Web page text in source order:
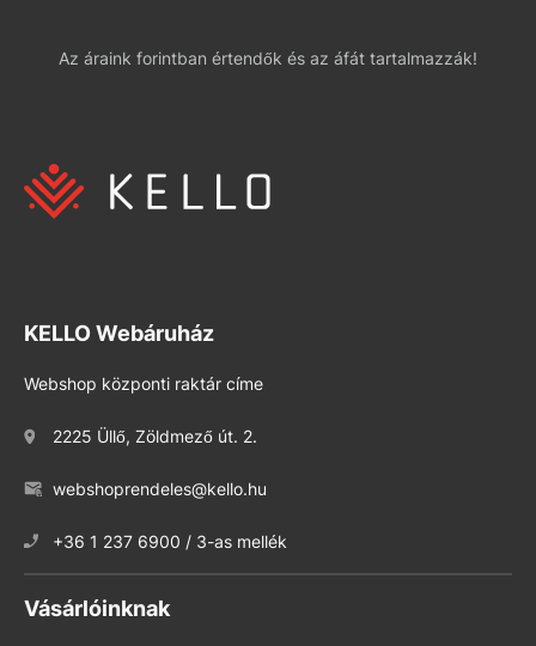
Az áraink forintban értendők és az áfát tartalmazzák!
KELLO Webáruház
Webshop központi raktár címe
2225 Üllő, Zöldmező út. 2.
webshoprendeles@kello.hu
+36 1 237 6900 / 3-as mellék
Vásárlóinknak